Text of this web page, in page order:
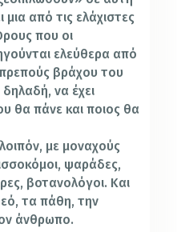
μια από τις ελάχιστες
που οι
ελεύθερα από
βράχου του
να έχει
θα πάνε και ποιος θα
με μοναχούς
ψαράδες,
βοτανολόγοι. Και
τα πάθη, την
άνθρωπο.